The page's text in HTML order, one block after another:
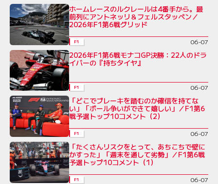
ホームレースのルクレールは4番手から。最
前列にアントネッリ＆フェルスタッペン／
2026年F1第6戦グリッド
F1 06-07
2026年F1第6戦モナコGP決勝：22人のドラ
イバーの『持ちタイヤ』
F1 06-07
「どこでブレーキを踏むのか確信を持てな
い」「ポール争いができて嬉しい」／F1第6
戦予選トップ10コメント（2）
F1 06-07
「たくさんリスクをとって、あちこちで壁に
かすった」「週末を通して劣勢」／F1第6戦
予選トップ10コメント（1）
F1 06-07